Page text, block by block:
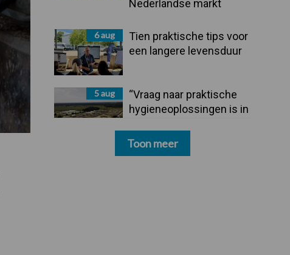
Nederlandse markt
6 aug
Tien praktische tips voor
een langere levensduur
5 aug
“Vraag naar praktische
hygieneoplossingen is in
Toon meer